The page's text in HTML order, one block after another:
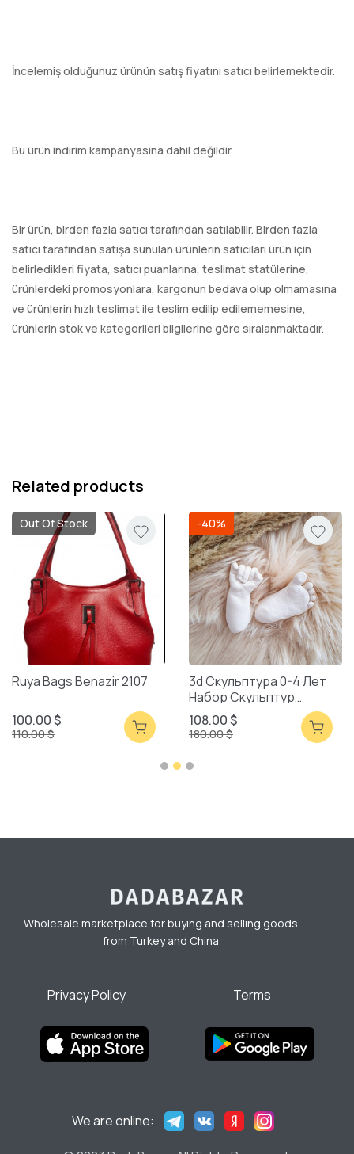
İncelemiş olduğunuz ürünün satış fiyatını satıcı belirlemektedir.
Bu ürün indirim kampanyasına dahil değildir.
Bir ürün, birden fazla satıcı tarafından satılabilir. Birden fazla
satıcı tarafından satışa sunulan ürünlerin satıcıları ürün için
belirledikleri fiyata, satıcı puanlarına, teslimat statülerine,
ürünlerdeki promosyonlara, kargonun bedava olup olmamasına
ve ürünlerin hızlı teslimat ile teslim edilip edilememesine,
ürünlerin stok ve kategorileri bilgilerine göre sıralanmaktadır.
Related products
Out Of Stock
Ruya Bags Benazir 2107
100.00 $
110.00 $
-40%
3d Скульптура 0-4 Лет
Набор Скульптур
Смешанная Упаковка
108.00 $
180.00 $
Wholesale marketplace for buying and selling goods
from Turkey and China
Privacy Policy Terms
We are online: